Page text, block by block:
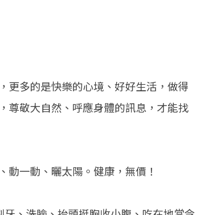
更多的是快樂的心境、好好生活，做得
尊敬大自然、呼應身體的訊息，才能找
動一動、曬太陽。健康，無價！